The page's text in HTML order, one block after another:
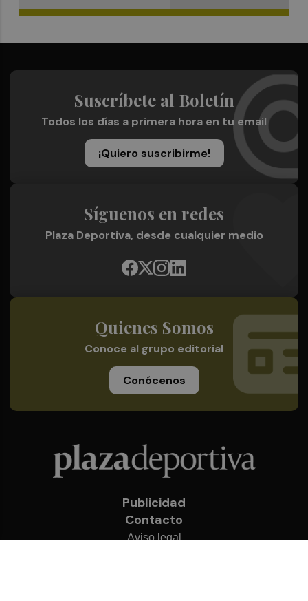
Suscríbete al Boletín
Todos los días a primera hora en tu email
¡Quiero suscribirme!
Síguenos en redes
Plaza Deportiva, desde cualquier medio
Quienes Somos
Conoce al grupo editorial
Conócenos
Publicidad
Contacto
Aviso legal